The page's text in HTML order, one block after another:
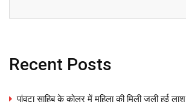
Recent Posts
पांवटा साहिब के कोलर में महिला की मिली जली हुई लाश